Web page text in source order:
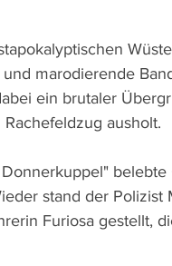
marodierende
ein brutaler
ausholt.
stand der
Furiosa gestellt,